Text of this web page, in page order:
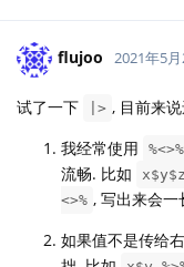
flujoo 2021年5月
试了一下 |> , 目前来
我经常使用
%<>%
流畅. 比如
<>% , 写出来会
如果值不是传给